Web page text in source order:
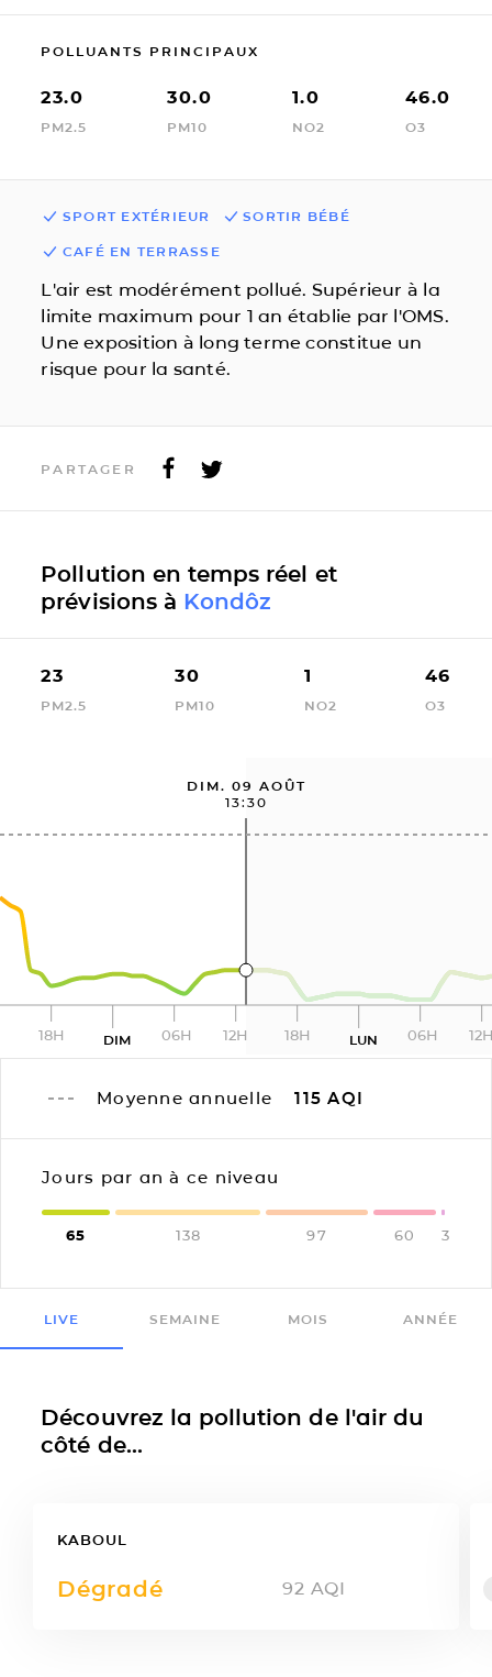
POLLUANTS PRINCIPAUX
23.0
PM2.5
30.0
PM10
1.0
NO2
46.0
O3
SPORT EXTÉRIEUR SORTIR BÉBÉ
CAFÉ EN TERRASSE
L'air est modérément pollué. Supérieur à la
limite maximum pour 1 an établie par l'OMS.
Une exposition à long terme constitue un
risque pour la santé.
PARTAGER
Pollution en temps réel et
prévisions à Kondôz
23
PM2.5
30
PM10
1
NO2
46
O3
DIM. 09 AOÛT
13:30
18H DIM 06H 12H 18H LUN 06H
Moyenne annuelle 115 AQI
Jours par an à ce niveau
65 138 97 60 3
LIVE SEMAINE MOIS ANNÉE
Découvrez la pollution de l'air du
côté de...
KABOUL
Dégradé 92 AQI